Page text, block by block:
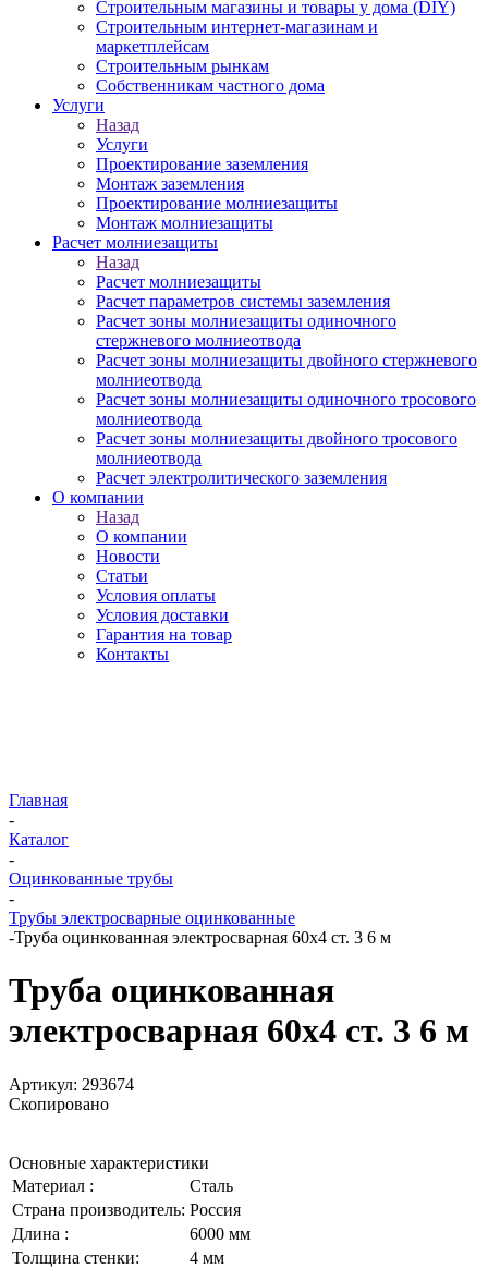
Строительным магазины и товары у дома (DIY)
Строительным интернет-магазинам и
маркетплейсам
Строительным рынкам
Собственникам частного дома
Услуги
Назад
Услуги
Проектирование заземления
Монтаж заземления
Проектирование молниезащиты
Монтаж молниезащиты
Расчет молниезащиты
Назад
Расчет молниезащиты
Расчет параметров системы заземления
Расчет зоны молниезащиты одиночного
стержневого молниеотвода
Расчет зоны молниезащиты двойного стержневого
молниеотвода
Расчет зоны молниезащиты одиночного тросового
молниеотвода
Расчет зоны молниезащиты двойного тросового
молниеотвода
Расчет электролитического заземления
О компании
Назад
О компании
Новости
Статьи
Условия оплаты
Условия доставки
Гарантия на товар
Контакты
Главная
-
Каталог
-
Оцинкованные трубы
-
Трубы электросварные оцинкованные
-Труба оцинкованная электросварная 60х4 ст. 3 6 м
Труба оцинкованная
электросварная 60х4 ст. 3 6 м
Артикул: 293674
Скопировано
Основные характеристики
Материал :
Сталь
Страна производитель: Россия
Длина :
6000 мм
Толщина стенки:
4 мм